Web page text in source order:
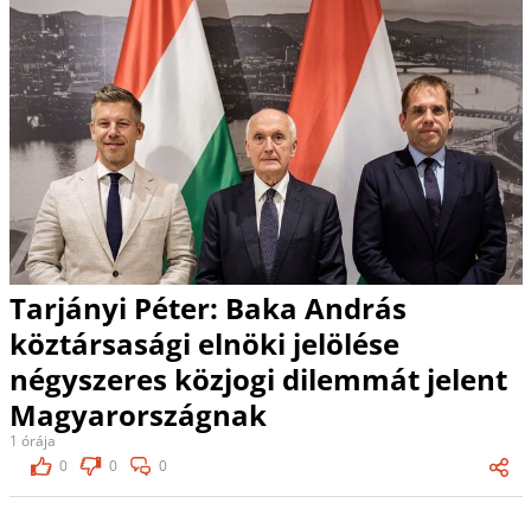
Tarjányi Péter: Baka András
köztársasági elnöki jelölése
négyszeres közjogi dilemmát jelent
Magyarországnak
1 órája
0
0 0